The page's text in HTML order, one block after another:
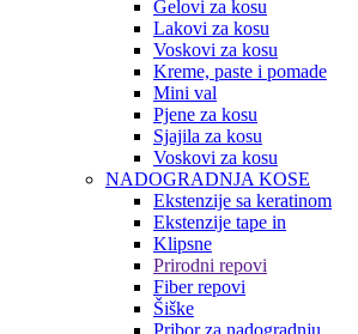
Gelovi za kosu
Lakovi za kosu
Voskovi za kosu
Kreme, paste i pomade
Mini val
Pjene za kosu
Sjajila za kosu
Voskovi za kosu
NADOGRADNJA KOSE
Ekstenzije sa keratinom
Ekstenzije tape in
Klipsne
Prirodni repovi
Fiber repovi
Šiške
Pribor za nadogradnju